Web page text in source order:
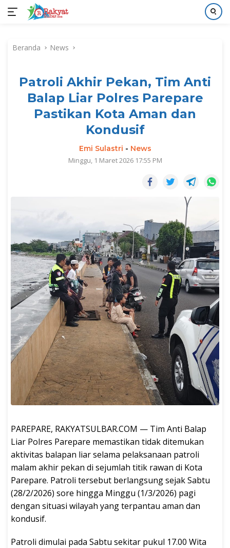
kontenBeranda News
Patroli Akhir Pekan, Tim Anti
Balap Liar Polres Parepare
Pastikan Kota Aman dan
Kondusif
Emi Sulastri - News
Minggu, 1 Maret 2026 17:55 PM
PAREPARE, RAKYATSULBAR.COM — Tim Anti Balap
Liar Polres Parepare memastikan tidak ditemukan
aktivitas balapan liar selama pelaksanaan patroli
malam akhir pekan di sejumlah titik rawan di Kota
Parepare. Patroli tersebut berlangsung sejak Sabtu
(28/2/2026) sore hingga Minggu (1/3/2026) pagi
dengan situasi wilayah yang terpantau aman dan
kondusif.
Patroli dimulai pada Sabtu sekitar pukul 17.00 Wita